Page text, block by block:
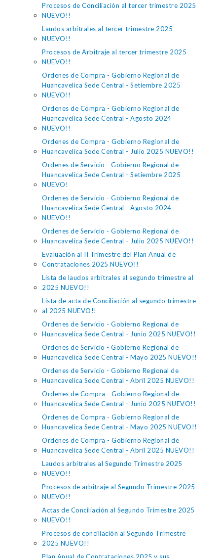
Procesos de Conciliación al tercer trimestre 2025
NUEVO!!
Laudos arbitrales al tercer trimestre 2025
NUEVO!!
Procesos de Arbitraje al tercer trimestre 2025
NUEVO!!
Ordenes de Compra - Gobierno Regional de
Huancavelica Sede Central - Setiembre 2025
NUEVO!!
Ordenes de Compra - Gobierno Regional de
Huancavelica Sede Central - Agosto 2024
NUEVO!!
Ordenes de Compra - Gobierno Regional de
Huancavelica Sede Central - Julio 2025 NUEVO!!
Ordenes de Servicio - Gobierno Regional de
Huancavelica Sede Central - Setiembre 2025
NUEVO!
Ordenes de Servicio - Gobierno Regional de
Huancavelica Sede Central - Agosto 2024
NUEVO!!
Ordenes de Servicio - Gobierno Regional de
Huancavelica Sede Central - Julio 2025 NUEVO!!
Evaluación al II Trimestre del Plan Anual de
Contrataciones 2025 NUEVO!!
Lista de laudos arbitrales al segundo trimestre al
2025 NUEVO!!
Lista de acta de Conciliación al segundo trimestre
al 2025 NUEVO!!
Ordenes de Servicio - Gobierno Regional de
Huancavelica Sede Central - Junio 2025 NUEVO!!
Ordenes de Servicio - Gobierno Regional de
Huancavelica Sede Central - Mayo 2025 NUEVO!!
Ordenes de Servicio - Gobierno Regional de
Huancavelica Sede Central - Abril 2025 NUEVO!!
Ordenes de Compra - Gobierno Regional de
Huancavelica Sede Central - Junio 2025 NUEVO!!
Ordenes de Compra - Gobierno Regional de
Huancavelica Sede Central - Mayo 2025 NUEVO!!
Ordenes de Compra - Gobierno Regional de
Huancavelica Sede Central - Abril 2025 NUEVO!!
Laudos arbitrales al Segundo Trimestre 2025
NUEVO!!
Procesos de arbitraje al Segundo Trimestre 2025
NUEVO!!
Actas de Conciliación al Segundo Trimestre 2025
NUEVO!!
Procesos de conciliación al Segundo Trimestre
2025 NUEVO!!